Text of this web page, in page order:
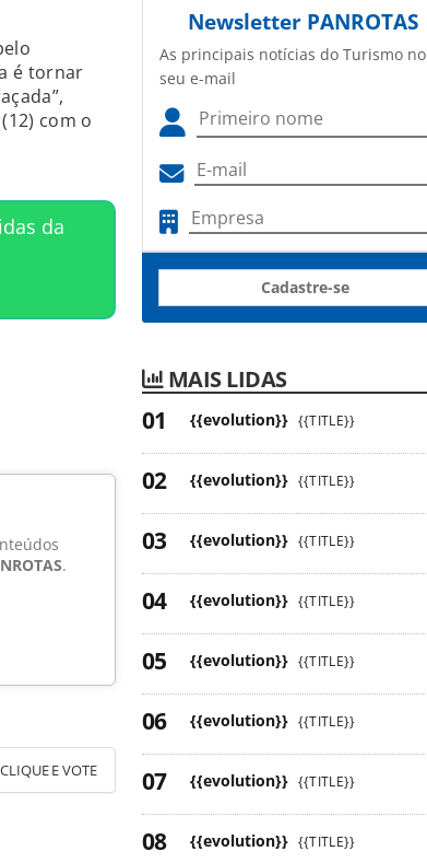
é tornar
com o
da
.
CLIQUE E VOTE
Newsletter PANROTAS
As principais notícias do Turismo no
seu e-mail
Cadastre-se
MAIS LIDAS
{{evolution}} {{TITLE}}
{{evolution}} {{TITLE}}
{{evolution}} {{TITLE}}
{{evolution}} {{TITLE}}
{{evolution}} {{TITLE}}
{{evolution}} {{TITLE}}
{{evolution}} {{TITLE}}
{{evolution}} {{TITLE}}